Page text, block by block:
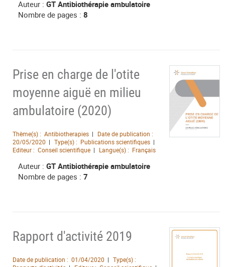
Auteur : GT Antibiothérapie ambulatoire
Nombre de pages : 8
Prise en charge de l'otite
moyenne aiguë en milieu
ambulatoire (2020)
Thème(s) : Antibiotherapies
Date de publication :
20/05/2020
Type(s) : Publications scientifiques
Editeur : Conseil scientifique Langue(s) : Français
Auteur : GT Antibiothérapie ambulatoire
Nombre de pages : 7
Rapport d'activité 2019
Date de publication : 01/04/2020
Type(s) :